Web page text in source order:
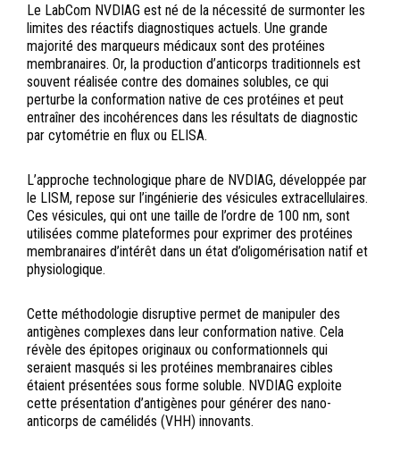
Le LabCom NVDIAG est né de la nécessité de surmonter les
limites des réactifs diagnostiques actuels. Une grande
majorité des marqueurs médicaux sont des protéines
membranaires. Or, la production d’anticorps traditionnels est
souvent réalisée contre des domaines solubles, ce qui
perturbe la conformation native de ces protéines et peut
entraîner des incohérences dans les résultats de diagnostic
par cytométrie en flux ou ELISA.
L’approche technologique phare de NVDIAG, développée par
le LISM, repose sur l’ingénierie des vésicules extracellulaires.
Ces vésicules, qui ont une taille de l’ordre de 100 nm, sont
utilisées comme plateformes pour exprimer des protéines
membranaires d’intérêt dans un état d’oligomérisation natif et
physiologique.
Cette méthodologie disruptive permet de manipuler des
antigènes complexes dans leur conformation native. Cela
révèle des épitopes originaux ou conformationnels qui
seraient masqués si les protéines membranaires cibles
étaient présentées sous forme soluble. NVDIAG exploite
cette présentation d’antigènes pour générer des nano-
anticorps de camélidés (VHH) innovants.